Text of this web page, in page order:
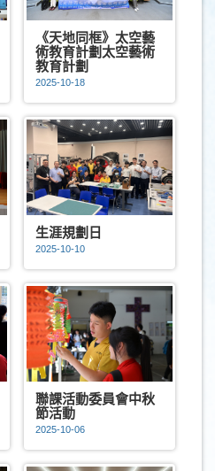
《天地同框》太空藝
術教育計劃太空藝術
教育計劃
2025-10-18
生涯規劃日
2025-10-10
聯課活動委員會中秋
節活動
2025-10-06